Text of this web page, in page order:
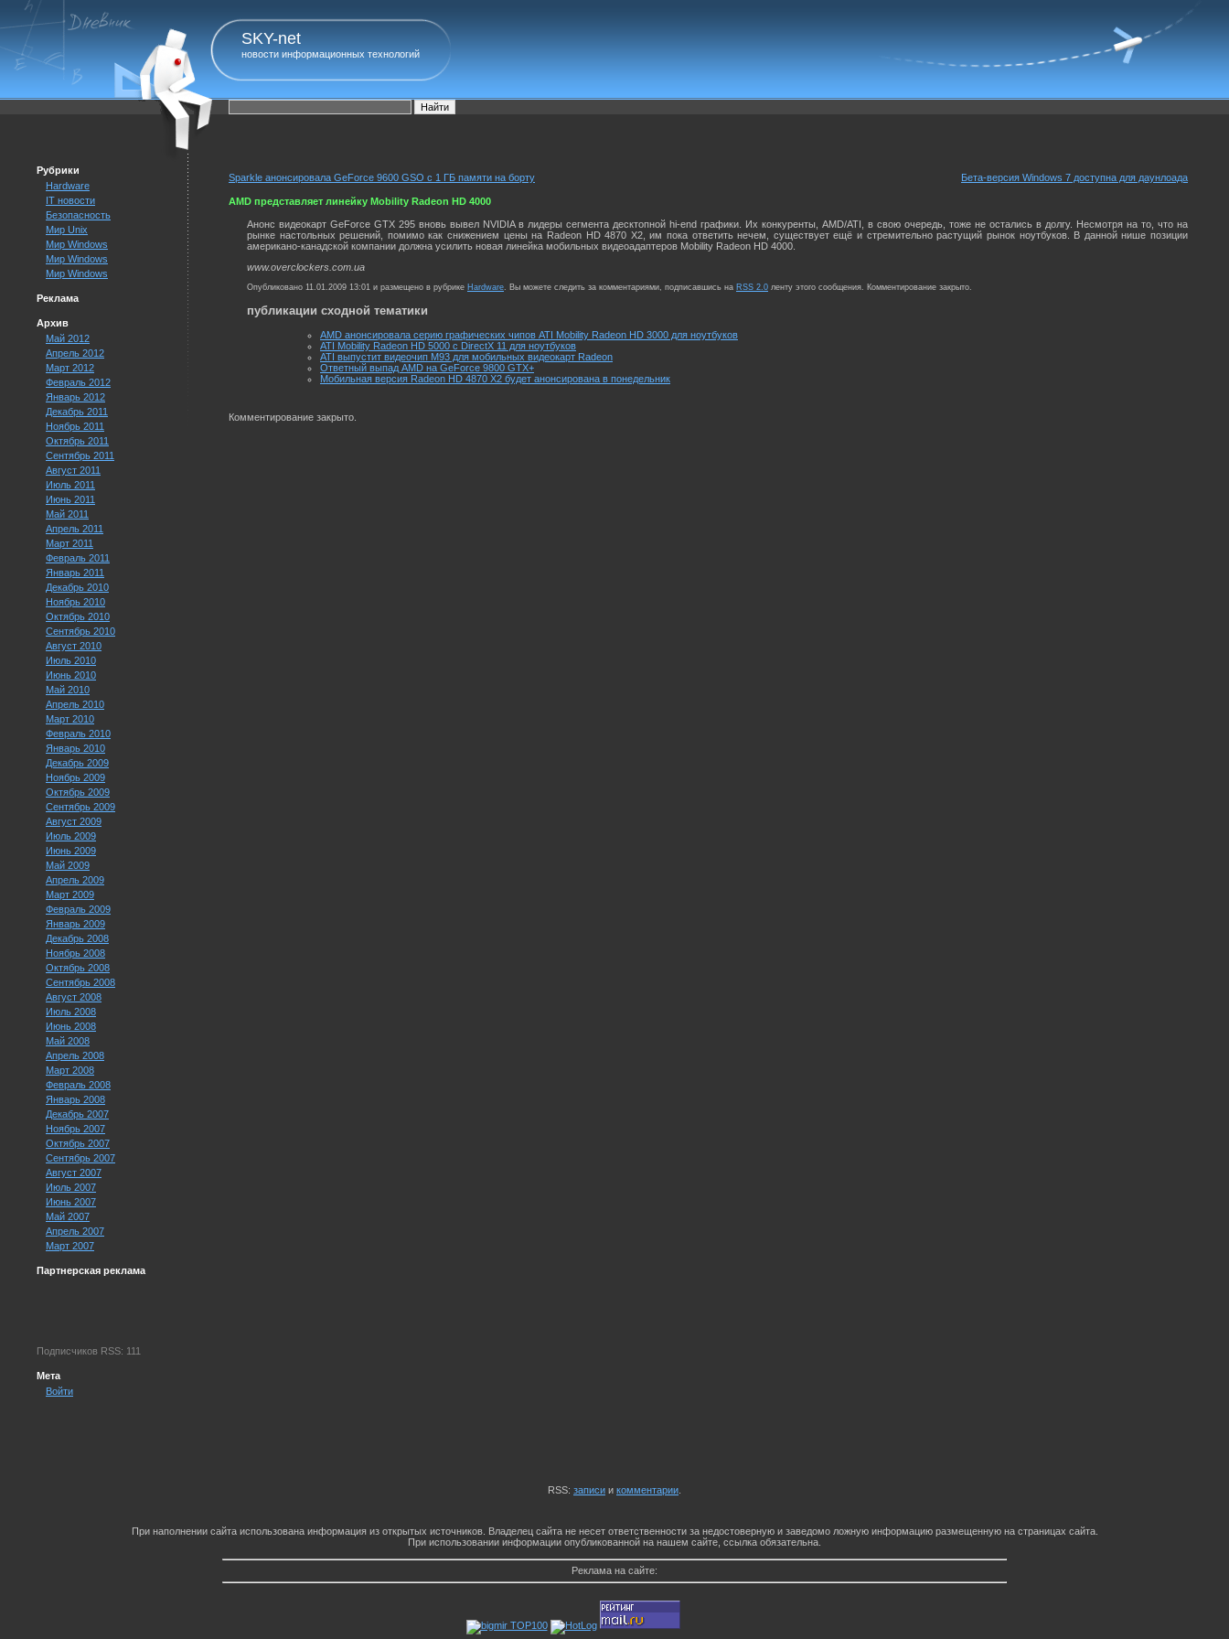
SKY-net
новости информационных технологий
Рубрики
Hardware
IT новости
Безопасность
Мир Unix
Мир Windows
Мир Windows
Мир Windows
Реклама
Архив
Май 2012
Апрель 2012
Март 2012
Февраль 2012
Январь 2012
Декабрь 2011
Ноябрь 2011
Октябрь 2011
Сентябрь 2011
Август 2011
Июль 2011
Июнь 2011
Май 2011
Апрель 2011
Март 2011
Февраль 2011
Январь 2011
Декабрь 2010
Ноябрь 2010
Октябрь 2010
Сентябрь 2010
Август 2010
Июль 2010
Июнь 2010
Май 2010
Апрель 2010
Март 2010
Февраль 2010
Январь 2010
Декабрь 2009
Ноябрь 2009
Октябрь 2009
Сентябрь 2009
Август 2009
Июль 2009
Июнь 2009
Май 2009
Апрель 2009
Март 2009
Февраль 2009
Январь 2009
Декабрь 2008
Ноябрь 2008
Октябрь 2008
Сентябрь 2008
Август 2008
Июль 2008
Июнь 2008
Май 2008
Апрель 2008
Март 2008
Февраль 2008
Январь 2008
Декабрь 2007
Ноябрь 2007
Октябрь 2007
Сентябрь 2007
Август 2007
Июль 2007
Июнь 2007
Май 2007
Апрель 2007
Март 2007
Партнерская реклама
Подписчиков RSS: 111
Мета
Войти
Sparkle анонсировала GeForce 9600 GSO с 1 ГБ памяти на борту Бета-версия Windows 7 доступна для даунлоада
AMD представляет линейку Mobility Radeon HD 4000
Анонс видеокарт GeForce GTX 295 вновь вывел NVIDIA в лидеры сегмента десктопной hi-end графики. Их конкуренты, AMD/ATI, в свою очередь, тоже не остались в долгу. Несмотря на то, что на
рынке настольных решений, помимо как снижением цены на Radeon HD 4870 X2, им пока ответить нечем, существует ещё и стремительно растущий рынок ноутбуков. В данной нише позиции
американо-канадской компании должна усилить новая линейка мобильных видеоадаптеров Mobility Radeon HD 4000.
www.overclockers.com.ua
Опубликовано 11.01.2009 13:01 и размещено в рубрике Hardware. Вы можете следить за комментариями, подписавшись на RSS 2.0 ленту этого сообщения. Комментирование закрыто.
публикации сходной тематики
AMD анонсировала серию графических чипов ATI Mobility Radeon HD 3000 для ноутбуков
ATI Mobility Radeon HD 5000 с DirectX 11 для ноутбуков
ATI выпустит видеочип M93 для мобильных видеокарт Radeon
Ответный выпад AMD на GeForce 9800 GTX+
Мобильная версия Radeon HD 4870 X2 будет анонсирована в понедельник
Комментирование закрыто.
RSS: записи и комментарии
При наполнении сайта использована информация из открытых источников. Владелец сайта не несет ответственности за недостоверную и заведомо ложную информацию размещенную на страницах сайта.
При использовании информации опубликованной на нашем сайте, ссылка обязательна.
Реклама на сайте: